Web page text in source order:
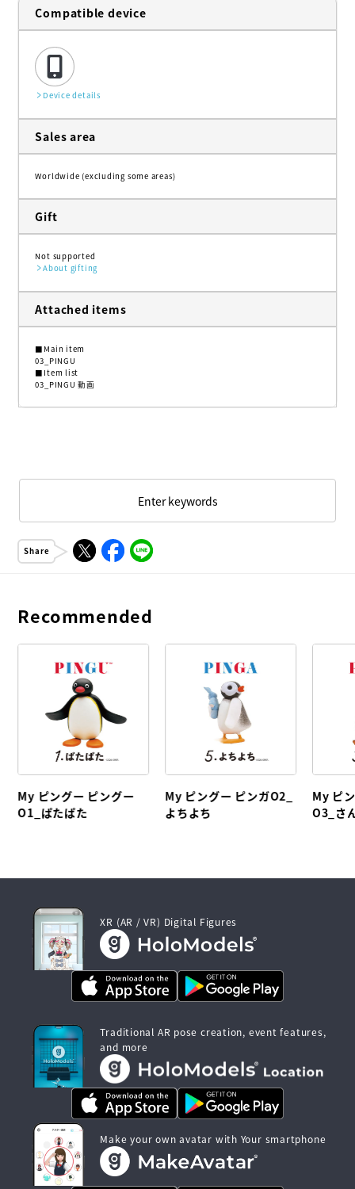
Compatible device
Device details
Sales area
Worldwide (excluding some areas)
Gift
Not supported
About gifting
Attached items
■Main item
03_PINGU
■Item list
03_PINGU 動画
Enter keywords
Share
Recommended
My ピングー ピングー
O1_ぱたぱた
My ピングー ピンガO2_
よちよち
My ピ
O3_さ
XR (AR / VR) Digital Figures
Traditional AR pose creation, event features,
and more
Make your own avatar with Your smartphone